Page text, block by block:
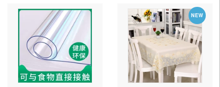
Bàn đệm Bàn đệm Net
Red Ins khăn trải bàn hình
chữ nhật khăn trải bàn pvc
NEW